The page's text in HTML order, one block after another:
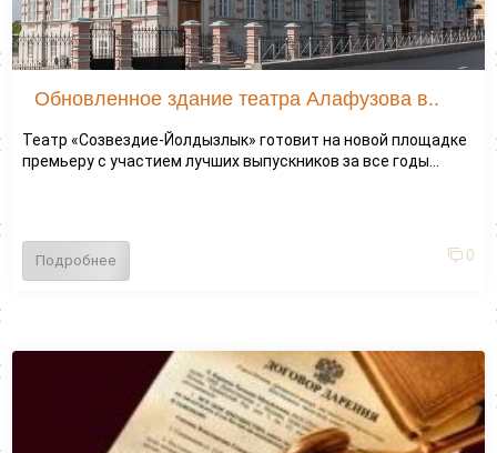
Обновленное здание театра Алафузова в..
Театр «Созвездие-Йолдызлык» готовит на новой площадке
премьеру с участием лучших выпускников за все годы...
Подробнее 0